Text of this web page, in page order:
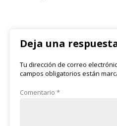
Deja una
Tu dirección de correo
campos obligatorios están
Comentario *